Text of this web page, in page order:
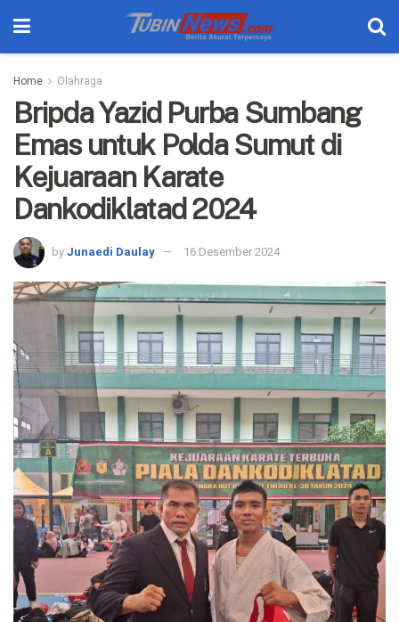
Home Olahraga
Bripda Yazid Purba Sumbang
Emas untuk Polda Sumut di
Kejuaraan Karate
Dankodiklatad 2024
by Junaedi Daulay 16 Desember 2024